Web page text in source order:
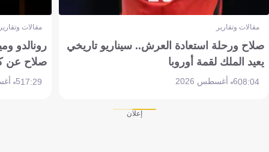
مقالات وتقارير
صلاح ورحلة استعادة العرش.. سيناريو تاريخي
يعيد الملك لقمة أوروبا
08:046 أغسطس 2026
مقالات
رونالدو
صلاح عن
17:295 أغسطس 2026
إعلان